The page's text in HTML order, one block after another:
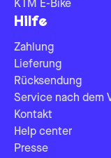
KTM E-Bike
Hilfe
Zahlung
Lieferung
Rücksendung
Service nach dem
Kontakt
Help center
Presse